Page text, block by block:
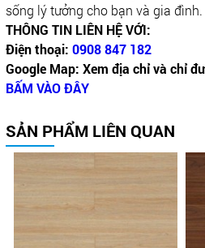
sống lý tưởng cho bạn và gia đình.
THÔNG TIN LIÊN HỆ VỚI:
Điện thoại: 0908 847 182
Google Map: Xem địa chỉ và chỉ
BẤM VÀO ĐÂY
SẢN PHẨM LIÊN QUAN